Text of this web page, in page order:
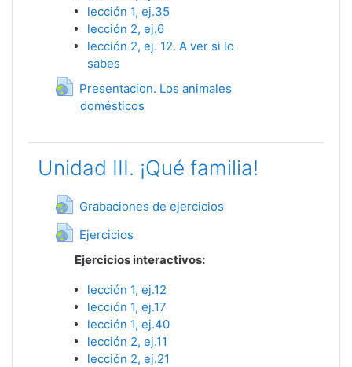
lección 1, ej.35
lección 2, ej.6
lección 2, ej. 12. A ver si lo
sabes
Presentacion. Los animales
domésticosГиперссылка
Unidad III. ¡Qué familia!
Grabaciones de ejerciciosГиперссылка
EjerciciosГиперссылка
Ejercicios interactivos:
lección 1, ej.12
lección 1, ej.17
lección 1, ej.40
lección 2, ej.11
lección 2, ej.21